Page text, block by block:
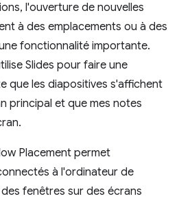
l'ouverture de nouvelles
à des emplacements ou à des
fonctionnalité importante.
Slides pour faire une
que les diapositives s'affichent
principal et que mes notes
Placement permet
à l'ordinateur de
fenêtres sur des écrans